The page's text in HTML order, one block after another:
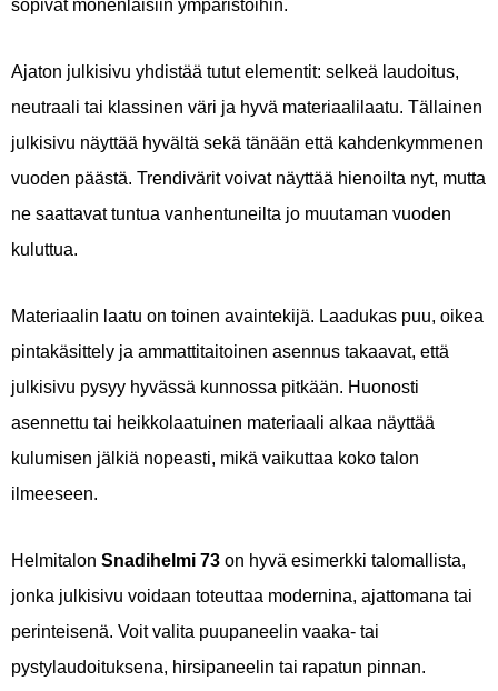
sopivat monenlaisiin ympäristöihin.
Ajaton julkisivu yhdistää tutut elementit: selkeä laudoitus,
neutraali tai klassinen väri ja hyvä materiaalilaatu. Tällainen
julkisivu näyttää hyvältä sekä tänään että kahdenkymmenen
vuoden päästä. Trendivärit voivat näyttää hienoilta nyt, mutta
ne saattavat tuntua vanhentuneilta jo muutaman vuoden
kuluttua.
Materiaalin laatu on toinen avaintekijä. Laadukas puu, oikea
pintakäsittely ja ammattitaitoinen asennus takaavat, että
julkisivu pysyy hyvässä kunnossa pitkään. Huonosti
asennettu tai heikkolaatuinen materiaali alkaa näyttää
kulumisen jälkiä nopeasti, mikä vaikuttaa koko talon
ilmeeseen.
Helmitalon Snadihelmi 73 on hyvä esimerkki talomallista,
jonka julkisivu voidaan toteuttaa modernina, ajattomana tai
perinteisenä. Voit valita puupaneelin vaaka- tai
pystylaudoituksena, hirsipaneelin tai rapatun pinnan.